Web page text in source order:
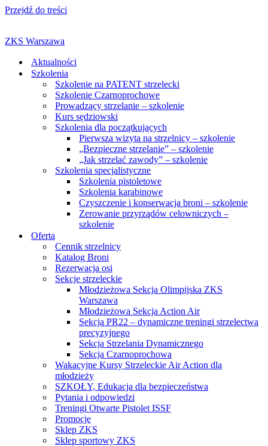
Przejdź do treści
ZKS Warszawa
Aktualności
Szkolenia
Szkolenie na PATENT strzelecki
Szkolenie Czarnoprochowe
Prowadzący strzelanie – szkolenie
Kurs sędziowski
Szkolenia dla początkujących
Pierwsza wizyta na strzelnicy – szkolenie
„Bezpieczne strzelanie” – szkolenie
„Jak strzelać zawody” – szkolenie
Szkolenia specjalistyczne
Szkolenia pistoletowe
Szkolenia karabinowe
Czyszczenie i konserwacja broni – szkolenie
Zerowanie przyrządów celowniczych –
szkolenie
Oferta
Cennik strzelnicy
Katalog Broni
Rezerwacja osi
Sekcje strzeleckie
Młodzieżowa Sekcja Olimpijska ZKS
Warszawa
Młodzieżowa Sekcja Action Air
Sekcja PR22 – dynamiczne treningi strzelectwa
precyzyjnego
Sekcja Strzelania Dynamicznego
Sekcja Czarnoprochowa
Wakacyjne Kursy Strzeleckie Air Action dla
młodzieży
SZKOŁY, Edukacja dla bezpieczeństwa
Pytania i odpowiedzi
Treningi Otwarte Pistolet ISSF
Promocje
Sklep ZKS
Sklep sportowy ZKS